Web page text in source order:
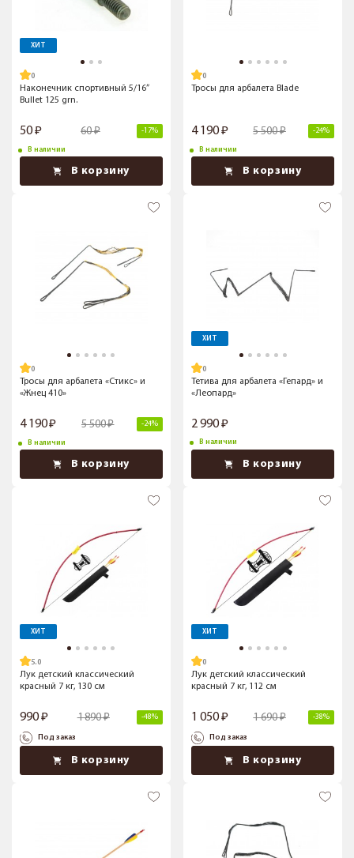
ХИТ
Наконечник спортивный 5/16”
Bullet 125 grn.
50 60 -17%
В наличии
В корзину
Тросы для арбалета Blade
4 190 5 500 -24%
В наличии
В корзину
Тросы для арбалета «Стикс» и
«Жнец 410»
4 190 5 500 -24%
В наличии
В корзину
ХИТ
Тетива для арбалета «Гепард» и
«Леопард»
2 990
В наличии
В корзину
ХИТ
5.0
Лук детский классический
красный 7 кг, 130 см
990 1 890 -48%
Под заказ
В корзину
ХИТ
Лук детский классический
красный 7 кг, 112 см
1 050 1 690 -38%
Под заказ
В корзину